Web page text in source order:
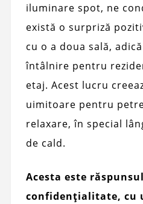
iluminare spot, ne
există o surpriză
cu o a doua sală,
întâlnire pentru
etaj. Acest lucru
uimitoare pentru
relaxare, în special
de cald.
Acesta este
confidențialitate, cu